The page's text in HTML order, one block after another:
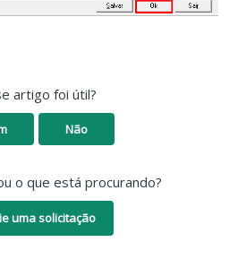
artigo foi útil?
Não
o que está procurando?
uma solicitação